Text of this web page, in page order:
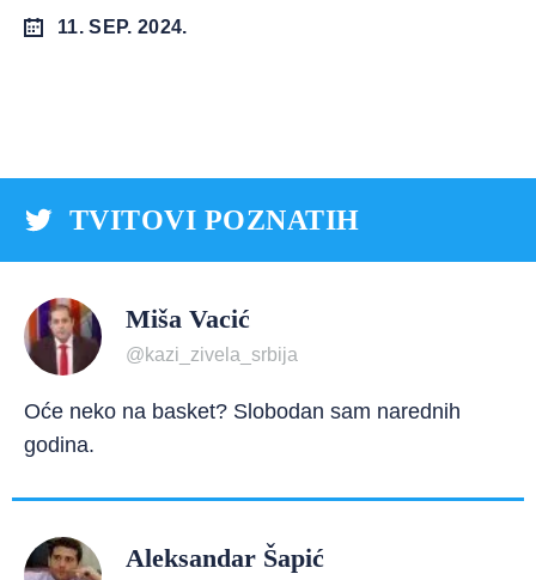
11. SEP. 2024.
TVITOVI POZNATIH
Miša Vacić
@kazi_zivela_srbija
Oće neko na basket? Slobodan sam narednih
godina.
Aleksandar Šapić